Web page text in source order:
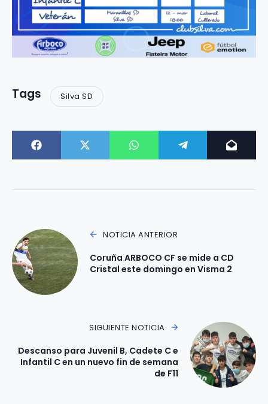
Tags Silva SD
NOTICIA ANTERIOR
Coruña ARBOCO CF se mide a CD
Cristal este domingo en Visma 2
SIGUIENTE NOTICIA
Descanso para Juvenil B, Cadete C e
Infantil C en un nuevo fin de semana
de F11